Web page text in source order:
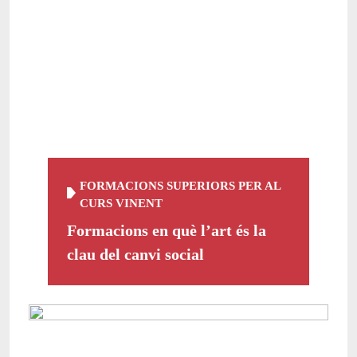
FORMACIONS SUPERIORS PER AL
CURS VINENT
Formacions en què l’art és la
clau del canvi social